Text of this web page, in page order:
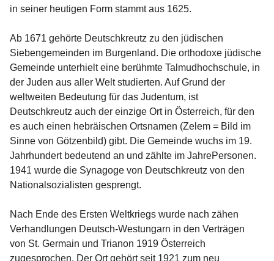
in seiner heutigen Form stammt aus 1625.
Ab 1671 gehörte Deutschkreutz zu den jüdischen
Siebengemeinden im Burgenland. Die orthodoxe jüdische
Gemeinde unterhielt eine berühmte Talmudhochschule, in
der Juden aus aller Welt studierten. Auf Grund der
weltweiten Bedeutung für das Judentum, ist
Deutschkreutz auch der einzige Ort in Österreich, für den
es auch einen hebräischen Ortsnamen (Zelem = Bild im
Sinne von Götzenbild) gibt. Die Gemeinde wuchs im 19.
Jahrhundert bedeutend an und zählte im JahrePersonen.
1941 wurde die Synagoge von Deutschkreutz von den
Nationalsozialisten gesprengt.
Nach Ende des Ersten Weltkriegs wurde nach zähen
Verhandlungen Deutsch-Westungarn in den Verträgen
von St. Germain und Trianon 1919 Österreich
zugesprochen. Der Ort gehört seit 1921 zum neu